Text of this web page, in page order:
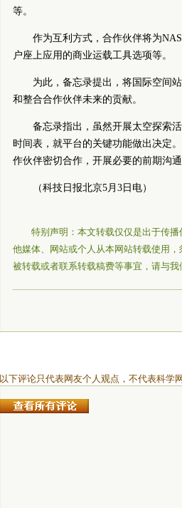
等。
作为互利方式，合作伙伴将为
户座上应用的商业运载工具选项等。
为此，备忘录提出，将国际空间
和整合合作伙伴未来的贡献。
备忘录指出，虽然开展太空探索
时间表，就平台的关键功能做出决定
作伙伴密切合作，开展必要的前期沟
（科技日报北京5月3日电）
特别声明：本文转载仅仅是出于传
他媒体、网站或个人从本网站转载使用
被转载或者联系转载稿费等事宜，请与我
以下评论只代表网友个人观点，不代表科学